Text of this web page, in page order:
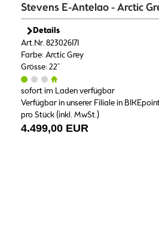
Stevens E-Antelao - Arctic
Details
Art.Nr. 823026171
Farbe: Arctic Grey
Grösse: 22"
sofort im Laden verfügbar
Verfügbar in unserer Filiale in
pro Stück (inkl. MwSt.)
4.499,00 EUR